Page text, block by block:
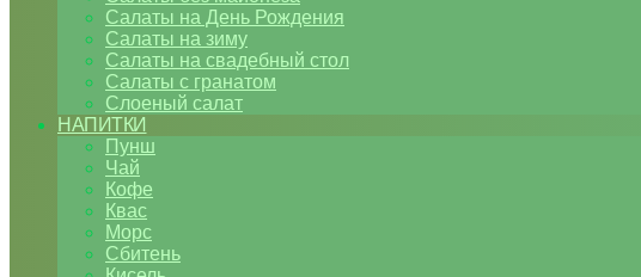
Салаты на День Рождения
Салаты на зиму
Салаты на свадебный стол
Салаты с гранатом
Слоеный салат
НАПИТКИ
Пунш
Чай
Кофе
Квас
Морс
Сбитень